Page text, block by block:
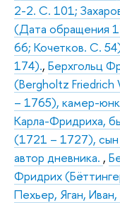
2-2. С. 101;
(Дата обращения
66; Кочетков. С.
174)., Берхгольц
(Bergholtz
– 1765), камер-
Карла-Фридриха,
(1721 – 1727), сын
автор дневника. ,
Фридрих
Пехьер, Яган,